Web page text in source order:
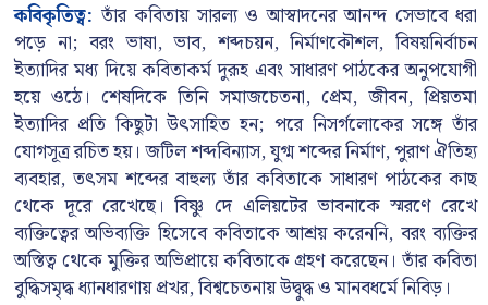
কবিকৃতিত্ব: তাঁর কবিতায় সারল্য ও আস্বাদনের আনন্দ সেভাবে ধরা
পড়ে না; বরং ভাষা, ভাব, শব্দচয়ন, নির্মাণকৌশল, বিষয়নির্বাচন
ইত্যাদির মধ্য দিয়ে কবিতাকর্ম দুরূহ এবং সাধারণ পাঠকের অনুপযোগী
হয়ে ওঠে। শেষদিকে তিনি সমাজচেতনা, প্রেম, জীবন, প্রিয়তমা
ইত্যাদির প্রতি কিছুটা উৎসাহিত হন; পরে নিসর্গলোকের সঙ্গে তাঁর
যোগসূত্র রচিত হয়। জটিল শব্দবিন্যাস, যুগ্ম শব্দের নির্মাণ, পুরাণ ঐতিহ্য
ব্যবহার, তৎসম শব্দের বাহুল্য তাঁর কবিতাকে সাধারণ পাঠকের কাছ
থেকে দূরে রেখেছে। বিষ্ণু দে এলিয়টের ভাবনাকে স্মরণে রেখে
ব্যক্তিত্বের অভিব্যক্তি হিসেবে কবিতাকে আশ্রয় করেননি, বরং ব্যক্তির
অস্তিত্ব থেকে মুক্তির অভিপ্রায়ে কবিতাকে গ্রহণ করেছেন। তাঁর কবিতা
বুদ্ধিসমৃদ্ধ ধ্যানধারণায় প্রখর, বিশ্বচেতনায় উদ্বুদ্ধ ও মানবধর্মে নিবিড়।